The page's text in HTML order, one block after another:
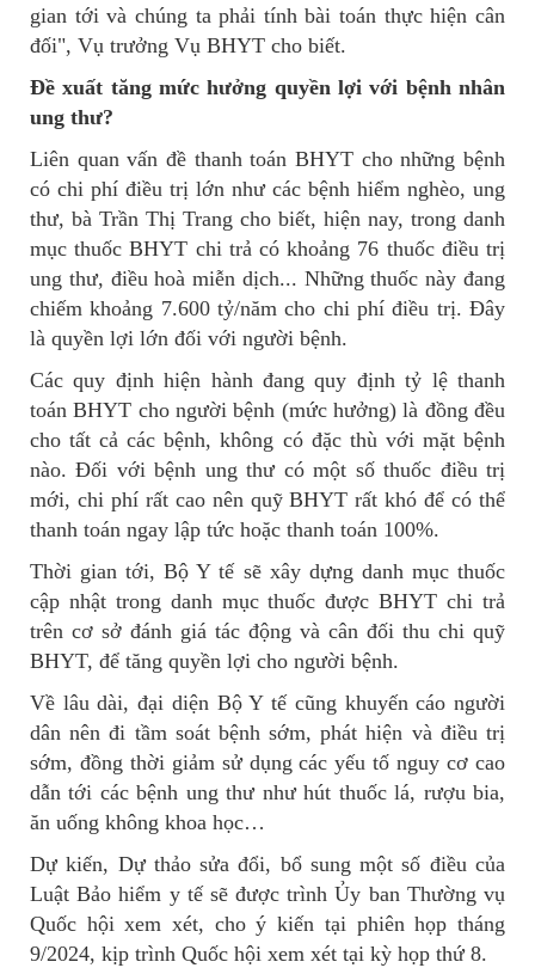
gian tới và chúng ta phải tính bài toán thực hiện cân
đối", Vụ trưởng Vụ BHYT cho biết.
Đề xuất tăng mức hưởng quyền lợi với bệnh nhân
ung thư?
Liên quan vấn đề thanh toán BHYT cho những bệnh
có chi phí điều trị lớn như các bệnh hiểm nghèo, ung
thư, bà Trần Thị Trang cho biết, hiện nay, trong danh
mục thuốc BHYT chi trả có khoảng 76 thuốc điều trị
ung thư, điều hoà miễn dịch... Những thuốc này đang
chiếm khoảng 7.600 tỷ/năm cho chi phí điều trị. Đây
là quyền lợi lớn đối với người bệnh.
Các quy định hiện hành đang quy định tỷ lệ thanh
toán BHYT cho người bệnh (mức hưởng) là đồng đều
cho tất cả các bệnh, không có đặc thù với mặt bệnh
nào. Đối với bệnh ung thư có một số thuốc điều trị
mới, chi phí rất cao nên quỹ BHYT rất khó để có thể
thanh toán ngay lập tức hoặc thanh toán 100%.
Thời gian tới, Bộ Y tế sẽ xây dựng danh mục thuốc
cập nhật trong danh mục thuốc được BHYT chi trả
trên cơ sở đánh giá tác động và cân đối thu chi quỹ
BHYT, để tăng quyền lợi cho người bệnh.
Về lâu dài, đại diện Bộ Y tế cũng khuyến cáo người
dân nên đi tầm soát bệnh sớm, phát hiện và điều trị
sớm, đồng thời giảm sử dụng các yếu tố nguy cơ cao
dẫn tới các bệnh ung thư như hút thuốc lá, rượu bia,
ăn uống không khoa học…
Dự kiến, Dự thảo sửa đổi, bổ sung một số điều của
Luật Bảo hiểm y tế sẽ được trình Ủy ban Thường vụ
Quốc hội xem xét, cho ý kiến tại phiên họp tháng
9/2024, kịp trình Quốc hội xem xét tại kỳ họp thứ 8.